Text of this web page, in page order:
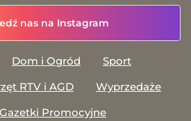
nas na Instagram
Dom i Ogród
Sport
RTV i AGD
Wyprzedaże
Gazetki Promocyjne